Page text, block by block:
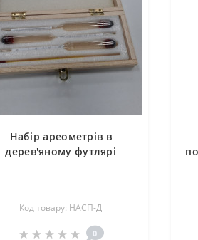
Набір ареометрів в
дерев'яному футлярі
Код товару: НАСП-Д
0